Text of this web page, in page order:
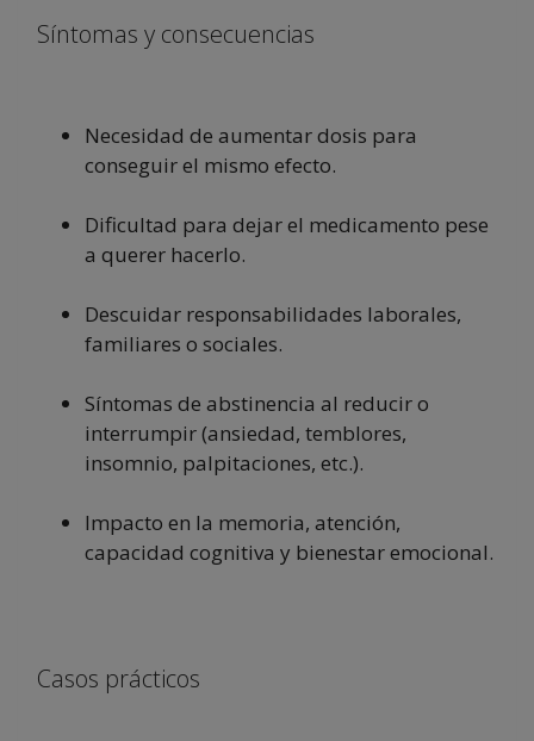
Síntomas y consecuencias
Necesidad de aumentar dosis para
conseguir el mismo efecto.
Dificultad para dejar el medicamento pese
a querer hacerlo.
Descuidar responsabilidades laborales,
familiares o sociales.
Síntomas de abstinencia al reducir o
interrumpir (ansiedad, temblores,
insomnio, palpitaciones, etc.).
Impacto en la memoria, atención,
capacidad cognitiva y bienestar emocional.
Casos prácticos